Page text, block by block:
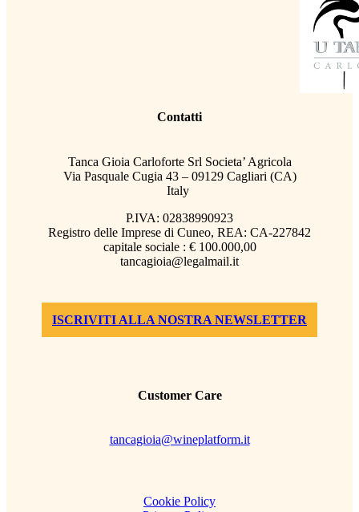
Contatti
Tanca Gioia Carloforte Srl Societa’ Agricola
Via Pasquale Cugia 43 – 09129 Cagliari (CA)
Italy
P.IVA: 02838990923
Registro delle Imprese di Cuneo, REA: CA-227842
capitale sociale : € 100.000,00
tancagioia@legalmail.it
ISCRIVITI ALLA NOSTRA NEWSLETTER
Customer Care
tancagioia@wineplatform.it
Cookie Policy